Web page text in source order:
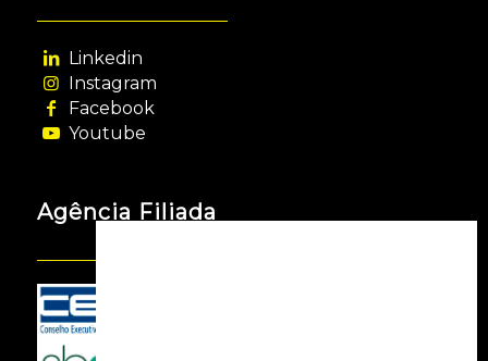
Linkedin
Instagram
Facebook
Youtube
Agência Filiada